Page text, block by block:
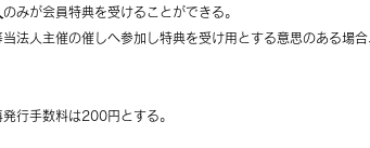
みが会員特典を受けることができる。
法人主催の催しへ参加し特典を受け用とする意思のある場
行手数料は200円とする。